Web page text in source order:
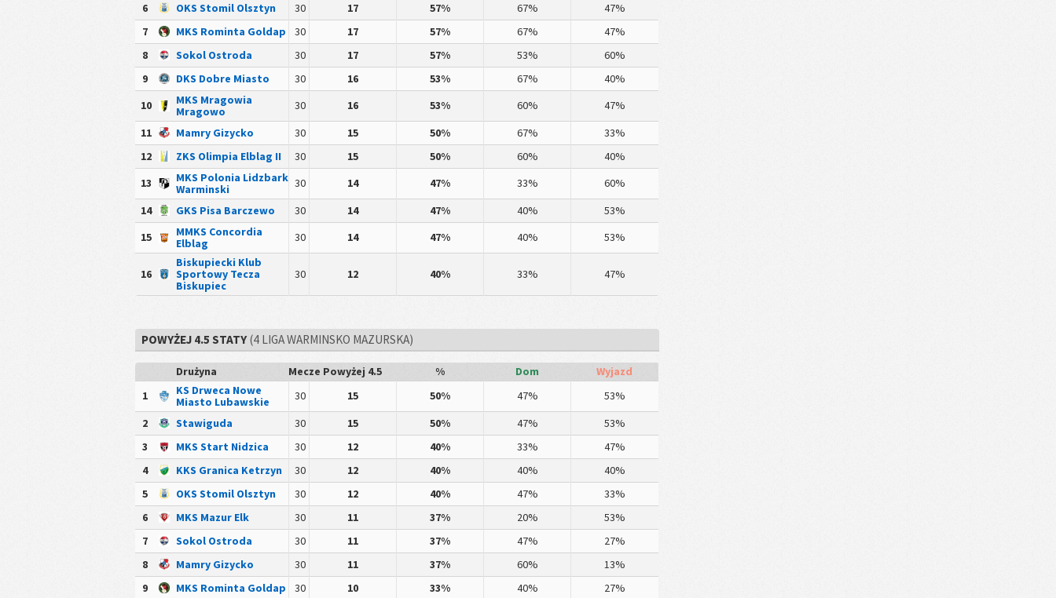
6
OKS Stomil Olsztyn 30 17 57% 67%
47%
7
MKS Rominta Goldap 30 17 57% 67%
47%
8
Sokol Ostroda 30 17 57% 53%
60%
9
DKS Dobre Miasto 30 16 53% 67%
40%
10
MKS Mragowia
Mragowo
30 16 53% 60%
47%
11
Mamry Gizycko 30 15 50% 67%
33%
12
ZKS Olimpia Elblag II 30 15 50% 60%
40%
13
MKS Polonia Lidzbark
Warminski
30 14 47% 33%
60%
14
GKS Pisa Barczewo 30 14 47% 40%
53%
15
MMKS Concordia
Elblag
30 14 47% 40% 53%
16
Biskupiecki Klub
Sportowy Tecza
Biskupiec
30 12 40% 33% 47%
POWYŻEJ 4.5 STATY(4 LIGA WARMINSKO MAZURSKA)
Drużyna Mecze Powyżej 4.5 % Dom
Wyjazd
1
KS Drweca Nowe
Miasto Lubawskie
30 15 50% 47%
53%
2
Stawiguda 30 15 50% 47%
53%
3
MKS Start Nidzica 30 12 40% 33%
47%
4
KKS Granica Ketrzyn 30 12 40% 40%
40%
5
OKS Stomil Olsztyn 30 12 40% 47%
33%
6
MKS Mazur Elk 30 11 37% 20%
53%
7
Sokol Ostroda 30 11 37% 47%
27%
8
Mamry Gizycko 30 11 37% 60%
13%
9
MKS Rominta Goldap 30 10 33% 40% 27%